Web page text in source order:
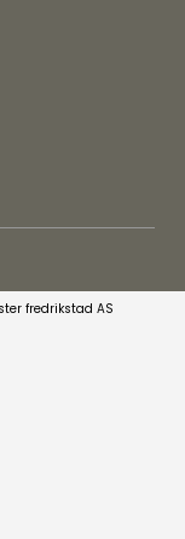
fredrikstad AS